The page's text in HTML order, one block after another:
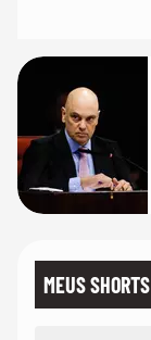
MEUS SHORTS